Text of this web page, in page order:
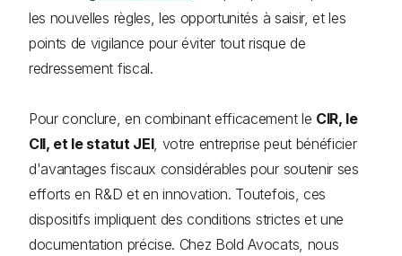
les nouvelles règles, les opportunités à saisir, et les
points de vigilance pour éviter tout risque de
redressement fiscal.
Pour conclure, en combinant efficacement le CIR, le
CII, et le statut JEI, votre entreprise peut bénéficier
d'avantages fiscaux considérables pour soutenir ses
efforts en R&D et en innovation. Toutefois, ces
dispositifs impliquent des conditions strictes et une
documentation précise. Chez Bold Avocats, nous